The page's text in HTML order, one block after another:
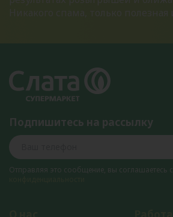
Подпишитесь на рассылку
Отправляя это сообщение, вы соглашаетесь с